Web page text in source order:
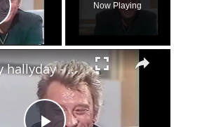
Video
Now Playing
Johnny hallyday - Grand Public - 1986